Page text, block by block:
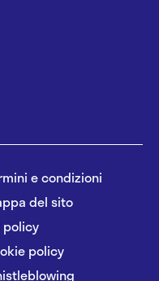
e condizioni
del sito
policy
policy